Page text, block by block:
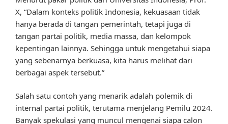
X, “Dalam konteks politik Indonesia, kekuasaan tidak
hanya berada di tangan pemerintah, tetapi juga di
tangan partai politik, media massa, dan kelompok
kepentingan lainnya. Sehingga untuk mengetahui siapa
yang sebenarnya berkuasa, kita harus melihat dari
berbagai aspek tersebut.”
Salah satu contoh yang menarik adalah polemik di
internal partai politik, terutama menjelang Pemilu 2024.
Banyak spekulasi yang muncul mengenai siapa calon